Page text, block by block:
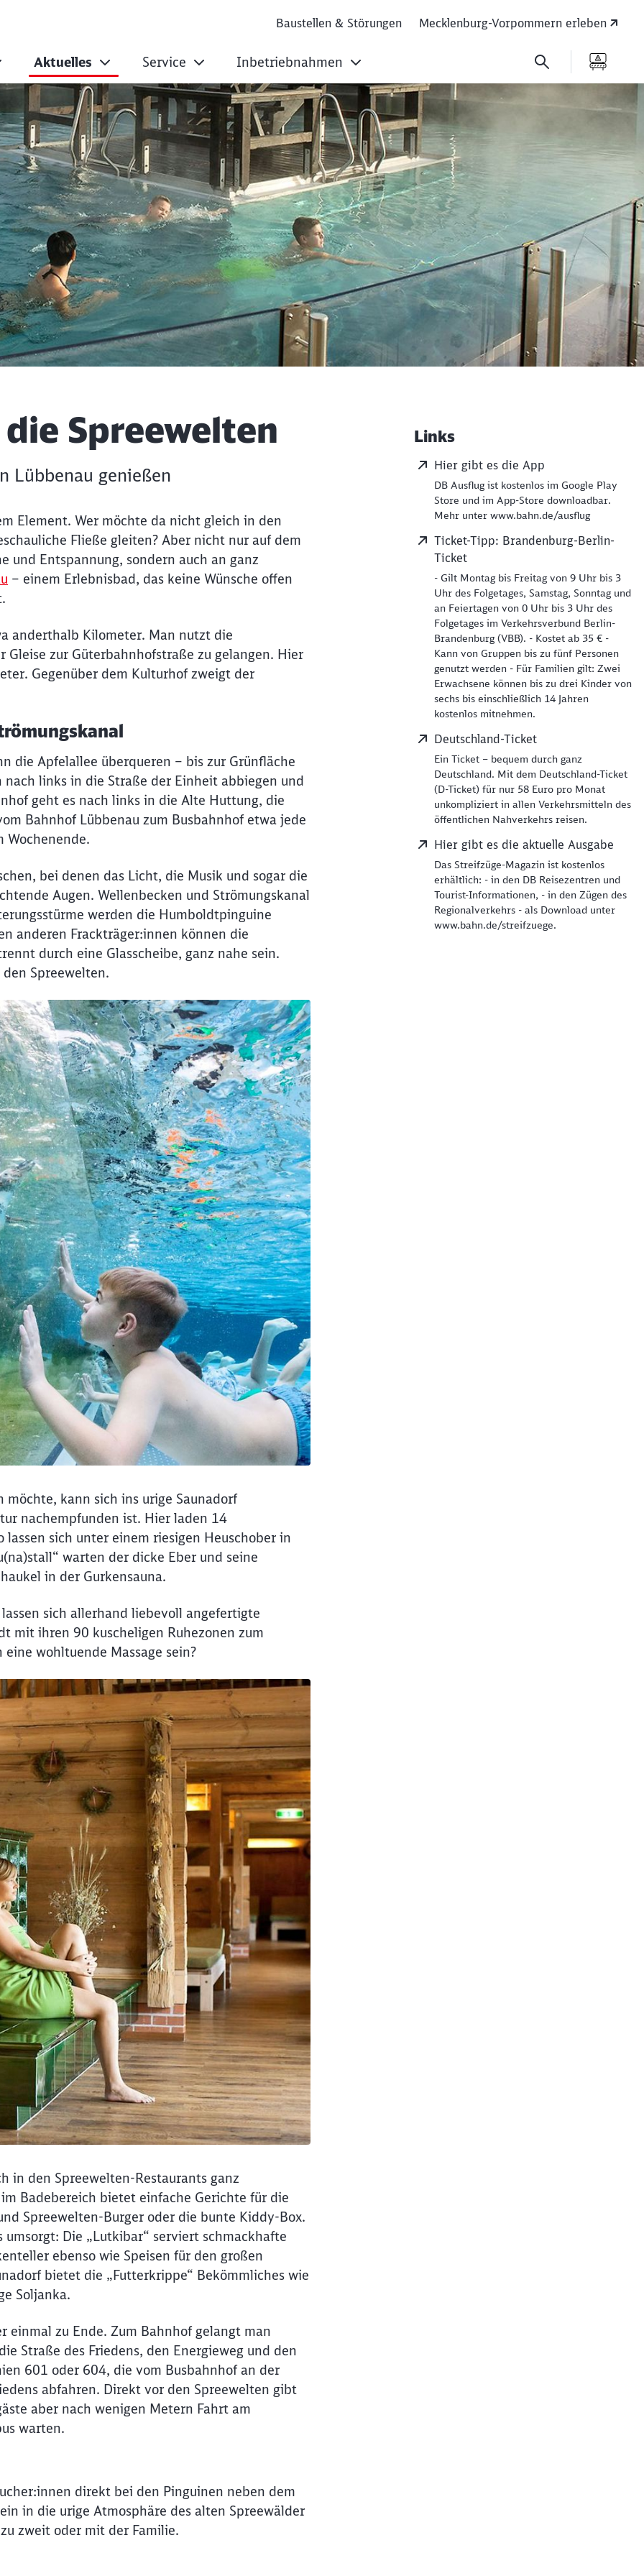
Spreewelten
Baustellen & Störungen Mecklenburg-Vorpommern erleben
Aktuelles Service Inbetriebnahmen
Spreewelten
Lübbenau genießen
Element. Wer möchte da nicht gleich in den
Fließe gleiten? Aber nicht nur auf dem
und Entspannung, sondern auch an ganz
– einem Erlebnisbad, das keine Wünsche offen
anderthalb Kilometer. Man nutzt die
zur Güterbahnhofstraße zu gelangen. Hier
Gegenüber dem Kulturhof zweigt der
die Apfelallee überqueren – bis zur Grünfläche
links in die Straße der Einheit abbiegen und
geht es nach links in die Alte Huttung, die
Bahnhof Lübbenau zum Busbahnhof etwa jede
Wochenende.
bei denen das Licht, die Musik und sogar die
Augen. Wellenbecken und Strömungskanal
werden die Humboldtpinguine
anderen Frackträger:innen können die
durch eine Glasscheibe, ganz nahe sein.
Spreewelten.
kann sich ins urige Saunadorf
nachempfunden ist. Hier laden 14
sich unter einem riesigen Heuschober in
warten der dicke Eber und seine
in der Gurkensauna.
sich allerhand liebevoll angefertigte
mit ihren 90 kuscheligen Ruhezonen zum
wohltuende Massage sein?
in den Spreewelten-Restaurants ganz
Badebereich bietet einfache Gerichte für die
Spreewelten-Burger oder die bunte Kiddy-Box.
Die „Lutkibar“ serviert schmackhafte
ebenso wie Speisen für den großen
bietet die „Futterkrippe“ Bekömmliches wie
Soljanka.
einmal zu Ende. Zum Bahnhof gelangt man
Straße des Friedens, den Energieweg und den
601 oder 604, die vom Busbahnhof an der
abfahren. Direkt vor den Spreewelten gibt
aber nach wenigen Metern Fahrt am
warten.
direkt bei den Pinguinen neben dem
in die urige Atmosphäre des alten Spreewälder
zweit oder mit der Familie.
Weiterführende
Links
Hier gibt es die App
DB Ausflug ist kostenlos im Google Play
Store und im App-Store downloadbar.
Mehr unter www.bahn.de/ausflug
Ticket-Tipp: Brandenburg-Berlin-
Ticket
- Gilt Montag bis Freitag von 9 Uhr bis 3
Uhr des Folgetages, Samstag, Sonntag und
an Feiertagen von 0 Uhr bis 3 Uhr des
Folgetages im Verkehrsverbund Berlin-
Brandenburg (VBB). - Kostet ab 35 € -
Kann von Gruppen bis zu fünf Personen
genutzt werden - Für Familien gilt: Zwei
Erwachsene können bis zu drei Kinder von
sechs bis einschließlich 14 Jahren
kostenlos mitnehmen.
Deutschland-Ticket
Ein Ticket – bequem durch ganz
Deutschland. Mit dem Deutschland-Ticket
(D-Ticket) für nur 58 Euro pro Monat
unkompliziert in allen Verkehrsmitteln des
öffentlichen Nahverkehrs reisen.
Hier gibt es die aktuelle Ausgabe
Das Streifzüge-Magazin ist kostenlos
erhältlich: - in den DB Reisezentren und
Tourist-Informationen, - in den Zügen des
Regionalverkehrs - als Download unter
www.bahn.de/streifzuege.
Abbrechen Weiter